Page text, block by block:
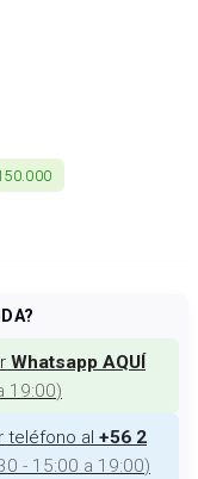
Whatsapp AQUÍ
19:00)
teléfono al +56 2
- 15:00 a 19:00)